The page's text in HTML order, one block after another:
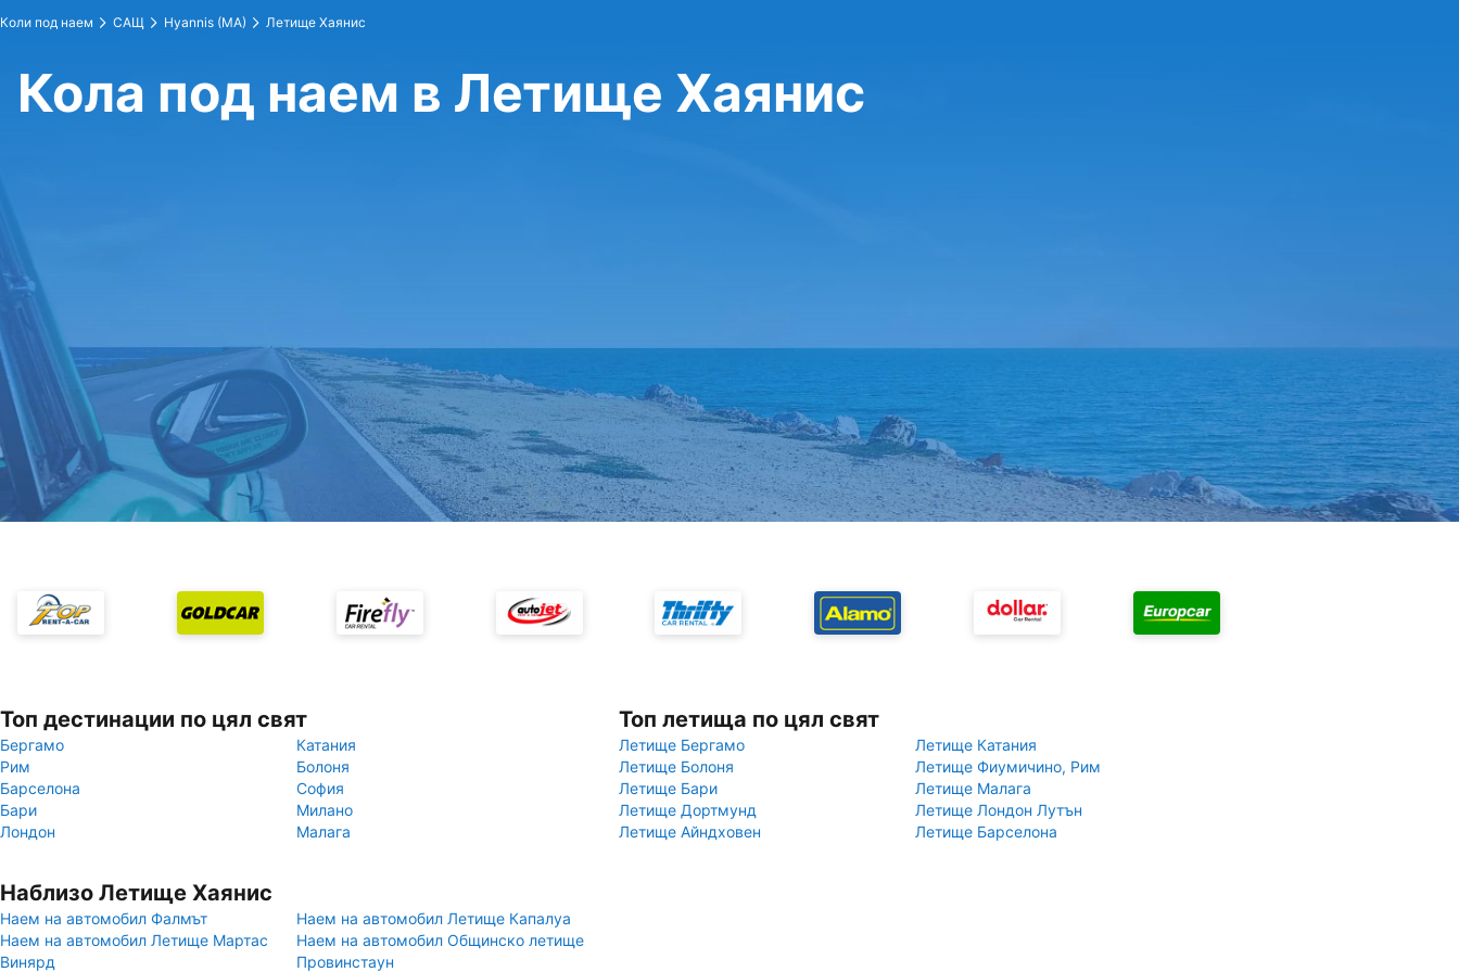
Коли под наем САЩ Hyannis (MA) Летище Хаянис
Кола под наем в Летище Хаянис
Топ дестинации по цял свят
Бергамо
Катания
Рим
Болоня
Барселона
София
Бари
Милано
Лондон
Малага
Топ летища по цял свят
Летище Бергамо
Летище Катания
Летище Болоня
Летище Фиумичино, Рим
Летище Бари
Летище Малага
Летище Дортмунд
Летище Лондон Лутън
Летище Айндховен
Летище Барселона
Наблизо Летище Хаянис
Наем на автомобил Фалмът
Наем на автомобил Летище Капалуа
Наем на автомобил Летище Мартас
Винярд
Наем на автомобил Общинско летище
Провинстаун